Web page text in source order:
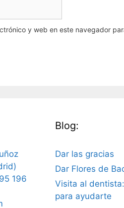
y web en este navegador
196
Blog:
Dar las gracias
Dar Flores de
Visita al
para ayudarte